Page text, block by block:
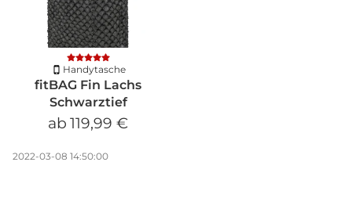
Handytasche
fitBAG Fin Lachs
Schwarztief
ab 119,99 €
2022-03-08 14:50:00